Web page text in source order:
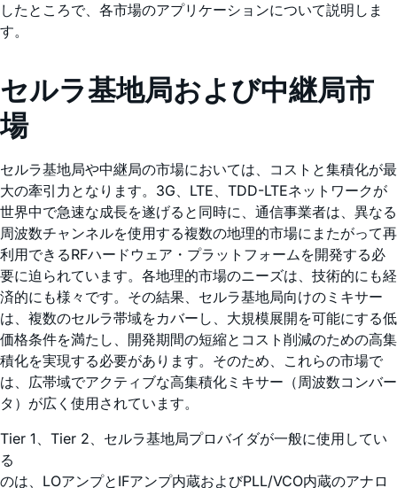
したところで、各市場のアプリケーションについて説明しま
す。
セルラ基地局および中継局市
場
セルラ基地局や中継局の市場においては、コストと集積化が最
大の牽引力となります。3G、LTE、TDD-LTEネットワークが
世界中で急速な成長を遂げると同時に、通信事業者は、異なる
周波数チャンネルを使用する複数の地理的市場にまたがって再
利用できるRFハードウェア・プラットフォームを開発する必
要に迫られています。各地理的市場のニーズは、技術的にも経
済的にも様々です。その結果、セルラ基地局向けのミキサー
は、複数のセルラ帯域をカバーし、大規模展開を可能にする低
価格条件を満たし、開発期間の短縮とコスト削減のための高集
積化を実現する必要があります。そのため、これらの市場で
は、広帯域でアクティブな高集積化ミキサー（周波数コンバー
タ）が広く使用されています。
Tier 1、Tier 2、セルラ基地局プロバイダが一般に使用してい
る
のは、LOアンプとIFアンプ内蔵およびPLL/VCO内蔵のアナロ